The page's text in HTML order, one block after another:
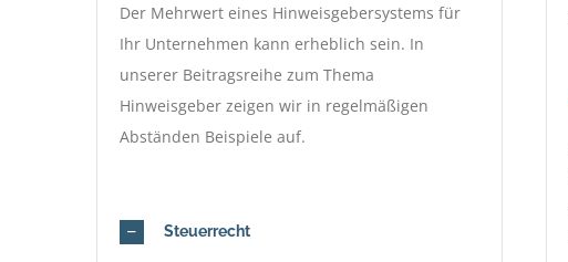
Der Mehrwert eines Hinweisgebersystems für
Ihr Unternehmen kann erheblich sein. In
unserer Beitragsreihe zum Thema
Hinweisgeber zeigen wir in regelmäßigen
Abständen Beispiele auf.
Steuerrecht